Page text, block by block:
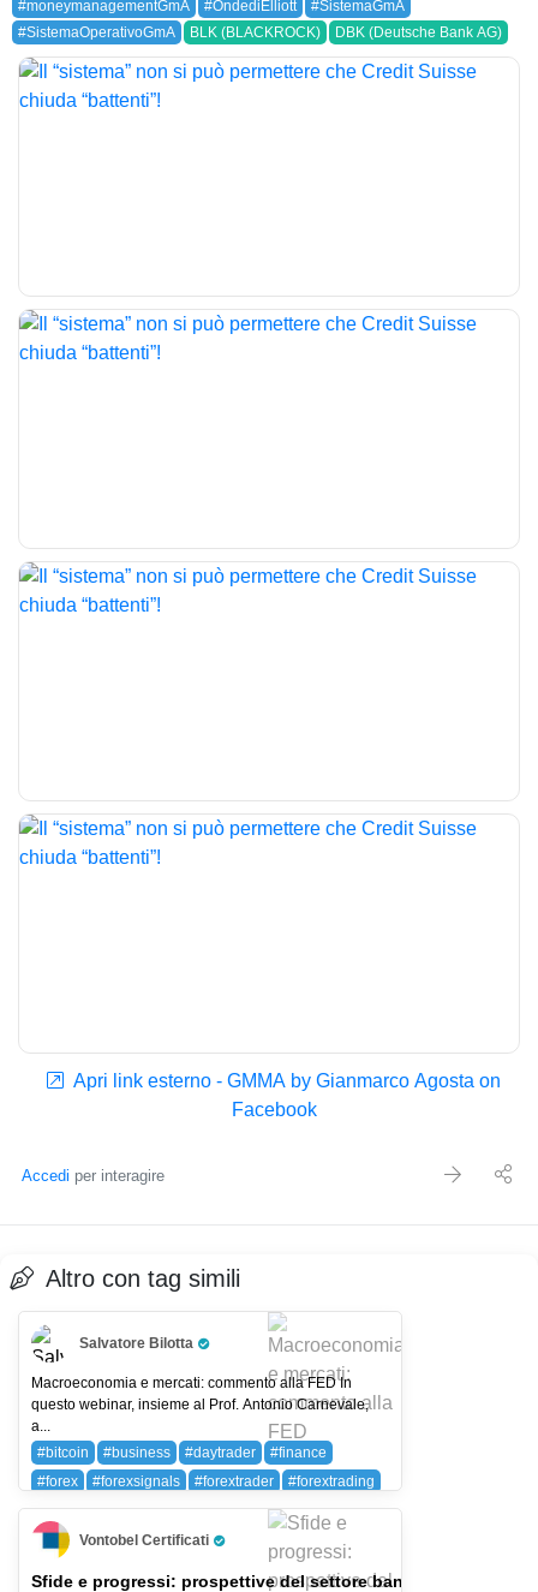
#moneymanagementGmA #OndediElliott
#SistemaGmA
#SistemaOperativoGmA
BLK (BLACKROCK) DBK (Deutsche Bank AG)
Apri link esterno - GMMA by Gianmarco Agosta on
Facebook
Accedi per interagire
Altro con tag simili
Salvatore Bilotta
Pro Trader
Macroeconomia e mercati: commento alla FED In
questo webinar, insieme al Prof. Antonio Carnevale,
a...
#bitcoin
#business #daytrader
#finance
#forex
#forexsignals #forextrader
#forextrading
#investing
#money #stockmarket
#trader
#trading
#wallstreet
BTC (BITCOIN)
Vontobel Certificati
Pro Trader
Sfide e progressi: prospettive del settore bancario europeo